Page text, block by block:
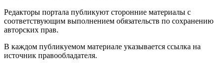
Редакторы портала публикуют сторонние материалы с
соответствующим выполнением обязательств по сохранению
авторских прав.
В каждом публикуемом материале указывается ссылка на
источник правообладателя.